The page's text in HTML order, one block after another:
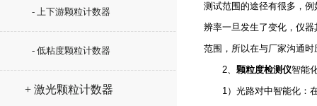
- 上下游颗粒计数器
- 低粘度颗粒计数器
+ 激光颗粒计数器
测试范围的途径有很多，
辨率一旦发生了变化，仪
范围，所以在与厂家沟通
2、 颗粒度检测仪智能
1）光路对中智能化：在